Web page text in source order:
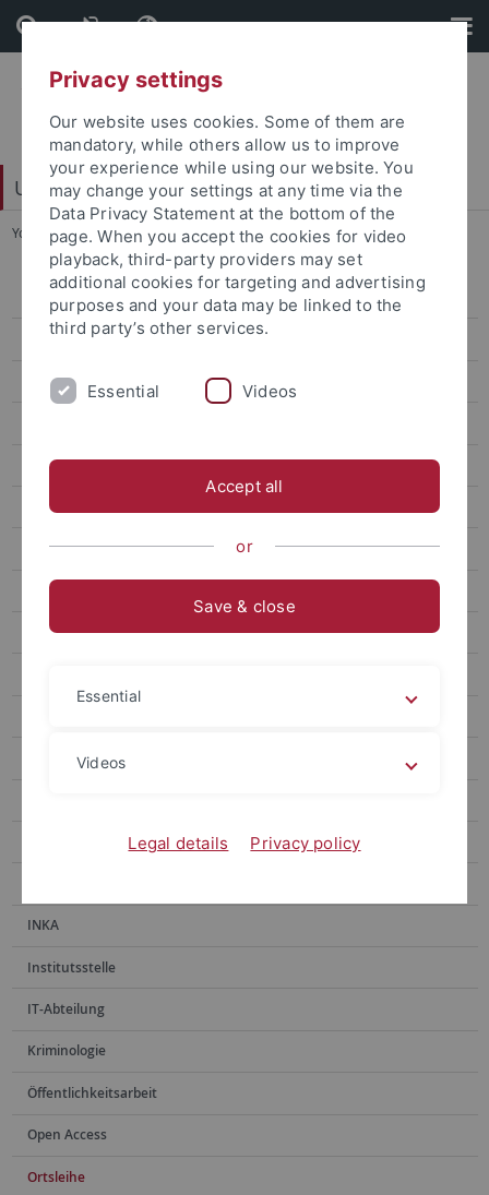
Skip
to
content
Skip
to
footer
University Library
You are here: Home ... Ortsleihe
Bereichsbibliothek
Digitalisierungszentrum
Dokumentlieferung
E-Learning
E-Medien
E-Publikationen
Erwerbung
Fachinformationsdienste
Historischer Lesesaal
INKA
Institutsstelle
IT-Abteilung
Kriminologie
Öffentlichkeitsarbeit
Open Access
Ortsleihe
Privacy settings
Our website uses cookies. Some of them are
mandatory, while others allow us to improve
your experience while using our website. You
may change your settings at any time via the
Data Privacy Statement at the bottom of the
page. When you accept the cookies for video
playback, third-party providers may set
additional cookies for targeting and advertising
purposes and your data may be linked to the
third party’s other services.
Essential Videos
Accept all
or
Save & close
Essential
Videos
Legal details Privacy policy